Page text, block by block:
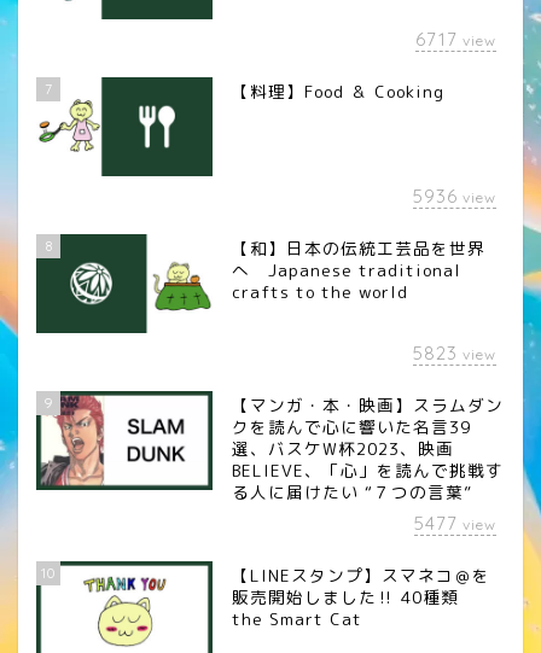
6717 view
7 【料理】Food ＆ Cooking
5936 view
8
【和】日本の伝統工芸品を世界
へ Japanese traditional
crafts to the world
5823 view
9
【マンガ・本・映画】スラムダン
クを読んで心に響いた名言39
選、バスケW杯2023、映画
BELIEVE、「心」を読んで挑戦す
る人に届けたい “７つの言葉”
5477 view
10
【LINEスタンプ】スマネコ＠を
販売開始しました‼︎ 40種類
the Smart Cat